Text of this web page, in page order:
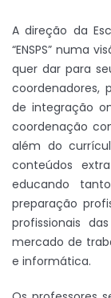
A direção da
“ENSPS” numa
quer dar para
coordenadores,
de integração
coordenação
além do
conteúdos
educando
preparação
profissionais
mercado de
e informática.